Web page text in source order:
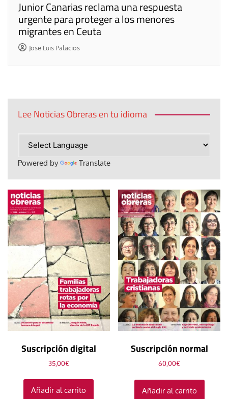
Junior Canarias reclama una respuesta
urgente para proteger a los menores
migrantes en Ceuta
Jose Luis Palacios
Lee Noticias Obreras en tu idioma
Powered by Translate
Suscripción digital
35,00€
Añadir al carrito
Suscripción normal
60,00€
Añadir al carrito